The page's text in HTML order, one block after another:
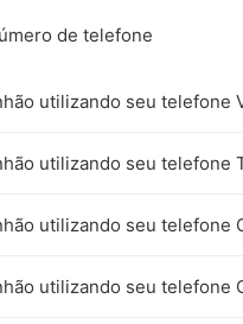
de telefone
utilizando seu telefone
utilizando seu telefone
utilizando seu telefone
utilizando seu telefone